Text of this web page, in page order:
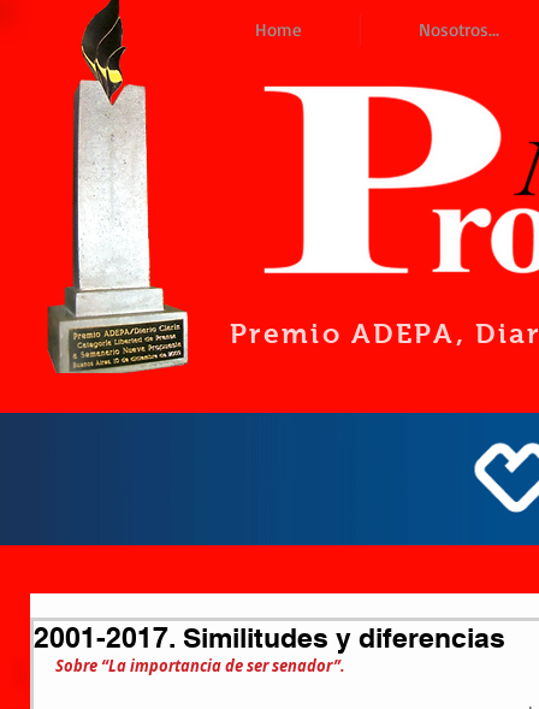
Home Nosotros...
Premio ADEPA,
2001-2017. Similitudes y diferencias
Sobre “La importancia de ser senador”.